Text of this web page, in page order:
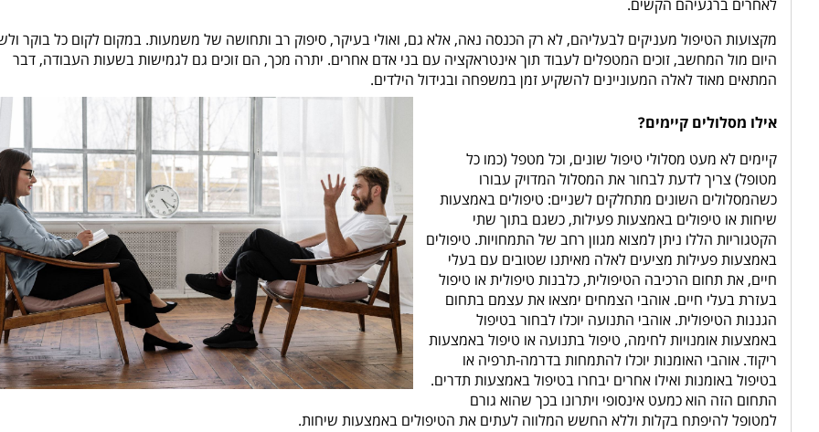
לאחרים ברגעיהם הקשים.
מקצועות הטיפול מעניקים לבעליהם, לא רק הכנסה נאה, אלא גם, ואולי בעיקר, סיפוק רב ותחושה של משמעות. במקום לקום כל בוקר
היום מול המחשב, זוכים המטפלים לעבוד תוך אינטראקציה עם בני אדם אחרים. יתרה מכך, הם זוכים גם לגמישות בשעות העבודה, דבר
המתאים מאוד לאלה המעוניינים להשקיע זמן במשפחה ובגידול הילדים.
אילו מסלולים קיימים?
קיימים לא מעט מסלולי טיפול שונים, וכל מטפל (כמו כל
מטופל) צריך לדעת לבחור את המסלול המדויק עבורו
כשהמסלולים השונים מתחלקים לשניים: טיפולים באמצעות
שיחות או טיפולים באמצעות פעילות, כשגם בתוך שתי
הקטגוריות הללו ניתן למצוא מגוון רחב של התמחויות. טיפולים
באמצעות פעילות מציעים לאלה מאיתנו שטובים עם בעלי
חיים, את תחום הרכיבה הטיפולית, כלבנות טיפולית או טיפול
בעזרת בעלי חיים. אוהבי הצמחים ימצאו את עצמם בתחום
הגננות הטיפולית. אוהבי התנועה יוכלו לבחור בטיפול
באמצעות אומנויות לחימה, טיפול בתנועה או טיפול באמצעות
ריקוד. אוהבי האומנות יוכלו להתמחות בדרמה-תרפיה או
בטיפול באומנות ואילו אחרים יבחרו בטיפול באמצעות תדרים.
התחום הזה הוא כמעט אינסופי ויתרונו בכך שהוא גורם
למטופל להיפתח בקלות וללא החשש המלווה לעתים את הטיפולים באמצעות שיחות.